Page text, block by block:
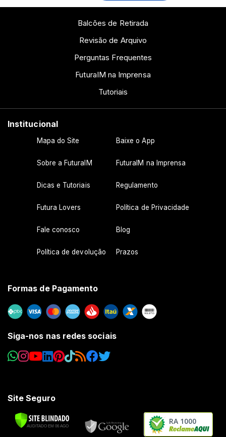
Balcões de Retirada
Revisão de Arquivo
Perguntas Frequentes
FuturaIM na Imprensa
Tutoriais
Institucional
Mapa do Site Baixe o App
Sobre a FuturaIM FuturaIM na Imprensa
Dicas e Tutoriais Regulamento
Futura Lovers Política de Privacidade
Fale conosco Blog
Política de devolução Prazos
Formas de Pagamento
Siga-nos nas redes sociais
Site Seguro
RA 1000